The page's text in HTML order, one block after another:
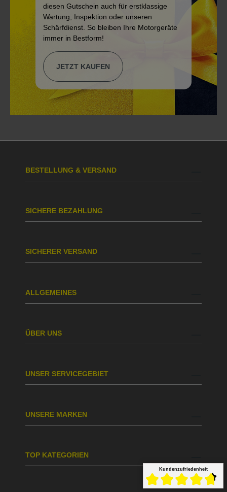
diesen Gutschein auch für erstklassige
Wartung, Inspektion oder unseren
Schärfdienst. So bleiben Ihre Motorgeräte
immer in Bestform!
JETZT KAUFEN
BESTELLUNG & VERSAND
SICHERE BEZAHLUNG
SICHERER VERSAND
ALLGEMEINES
ÜBER UNS
UNSER SERVICEGEBIET
UNSERE MARKEN
TOP KATEGORIEN
Kundenzufriedenheit
Durchschnittliche